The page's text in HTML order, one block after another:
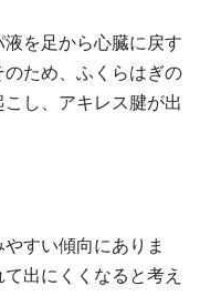
を足から心臓に戻す
ため、ふくらはぎの
し、アキレス腱が出
すい傾向にありま
出にくくなると考え